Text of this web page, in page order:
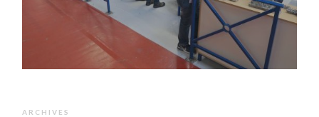
ARCHIVES